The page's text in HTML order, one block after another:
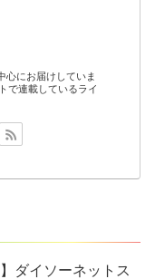
心にお届けしていま
で連載しているライ
ダイソーネットス